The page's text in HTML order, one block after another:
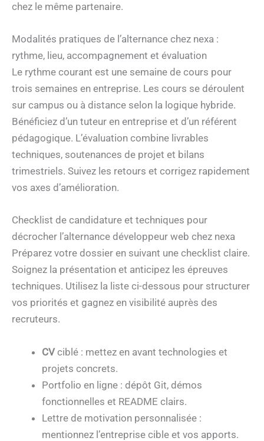
chez le même partenaire.
Modalités pratiques de l’alternance chez nexa :
rythme, lieu, accompagnement et évaluation
Le rythme courant est une semaine de cours pour
trois semaines en entreprise. Les cours se déroulent
sur campus ou à distance selon la logique hybride.
Bénéficiez d’un tuteur en entreprise et d’un référent
pédagogique. L’évaluation combine livrables
techniques, soutenances de projet et bilans
trimestriels. Suivez les retours et corrigez rapidement
vos axes d’amélioration.
Checklist de candidature et techniques pour
décrocher l’alternance développeur web chez nexa
Préparez votre dossier en suivant une checklist claire.
Soignez la présentation et anticipez les épreuves
techniques. Utilisez la liste ci-dessous pour structurer
vos priorités et gagnez en visibilité auprès des
recruteurs.
CVciblé : mettez en avant technologies et
projets concrets.
Portfolio en ligne : dépôt Git, démos
fonctionnelles et README clairs.
Lettre de motivation personnalisée :
mentionnez l’entreprise cible et vos apports.